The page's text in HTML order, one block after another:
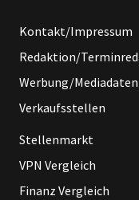
Kontakt/Impressum
Redaktion/
Werbung/Mediadaten
Verkaufsstellen
Stellenmarkt
VPN Vergleich
Finanz Vergleich